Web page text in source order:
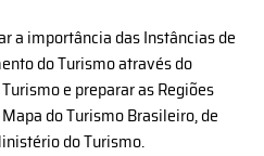
a importância das Instâncias de
do Turismo através do
e preparar as Regiões
do Turismo Brasileiro, de
do Turismo.